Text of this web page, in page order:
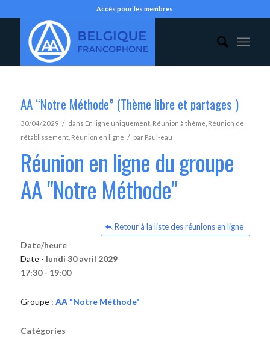
Accès pour les membres
AA “Notre Méthode” (Thème libre et partages )
30/04/2029 / dans En ligne uniquement, Réunion à thème Réunion de
rétablissement, Réunion en ligne / par Paul-eau
Réunion en ligne du groupe
AA "Notre Méthode"
Retour à la liste des réunions en ligne
Date/heure
Date - lundi 30 avril 2029
17:30 - 19:00
Groupe : AA "Notre Méthode"
Catégories